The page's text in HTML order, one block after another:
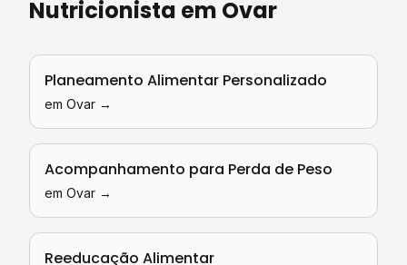
Nutricionista em Ovar
Planeamento Alimentar Personalizado
em Ovar →
Acompanhamento para Perda de Peso
em Ovar →
Reeducação Alimentar